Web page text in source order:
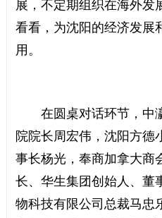
展，不定期组织在海外发
看看，为沈阳的经济发展
用。
在圆桌对话环节，中
院院长周宏伟，沈阳方德
事长杨光，奉商加拿大商
长、华生集团创始人、董
物科技有限公司总裁马忠